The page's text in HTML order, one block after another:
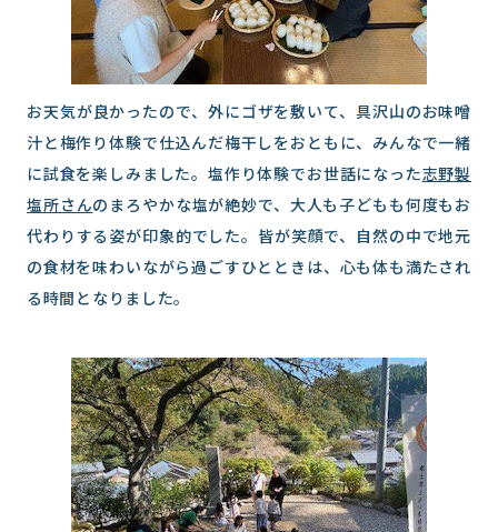
お天気が良かったので、外にゴザを敷いて、具沢山のお味噌
汁と梅作り体験で仕込んだ梅干しをおともに、みんなで一緒
に試食を楽しみました。塩作り体験でお世話になった志野製
塩所さんのまろやかな塩が絶妙で、大人も子どもも何度もお
代わりする姿が印象的でした。皆が笑顔で、自然の中で地元
の食材を味わいながら過ごすひとときは、心も体も満たされ
る時間となりました。